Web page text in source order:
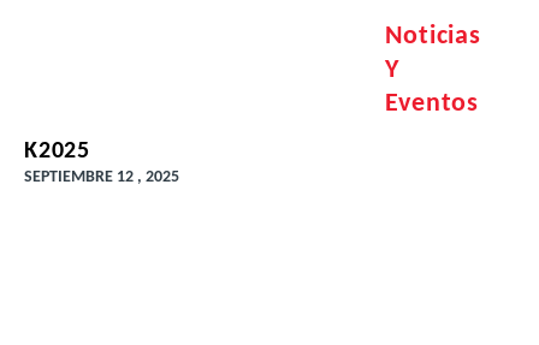
Noticias
Y
Eventos
K2025
SEPTIEMBRE 12 , 2025